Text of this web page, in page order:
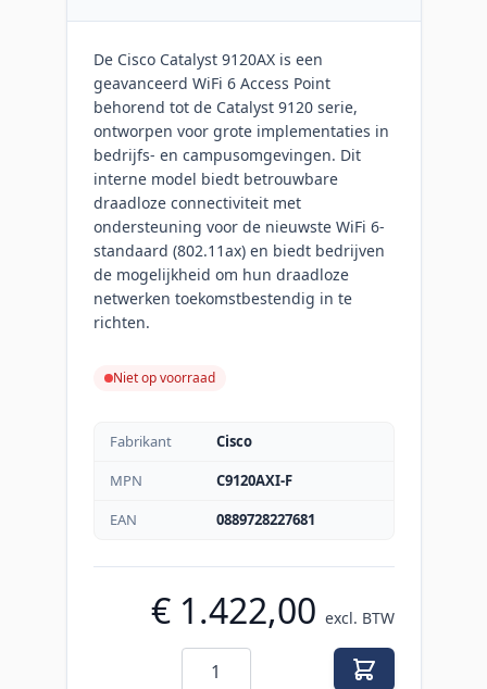
De Cisco Catalyst 9120AX is een
geavanceerd WiFi 6 Access Point
behorend tot de Catalyst 9120 serie,
ontworpen voor grote implementaties in
bedrijfs- en campusomgevingen. Dit
interne model biedt betrouwbare
draadloze connectiviteit met
ondersteuning voor de nieuwste WiFi 6-
standaard (802.11ax) en biedt bedrijven
de mogelijkheid om hun draadloze
netwerken toekomstbestendig in te
richten.
Niet op voorraad
Fabrikant
Cisco
MPN
C9120AXI-F
EAN
0889728227681
€ 1.422,00 excl. BTW
Aantal